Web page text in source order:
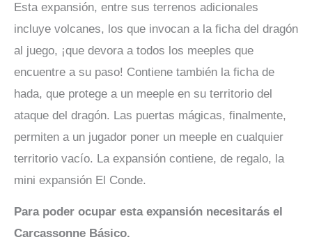
Esta expansión, entre sus terrenos adicionales
incluye volcanes, los que invocan a la ficha del dragón
al juego, ¡que devora a todos los meeples que
encuentre a su paso! Contiene también la ficha de
hada, que protege a un meeple en su territorio del
ataque del dragón. Las puertas mágicas, finalmente,
permiten a un jugador poner un meeple en cualquier
territorio vacío. La expansión contiene, de regalo, la
mini expansión El Conde.
Para poder ocupar esta expansión necesitarás el
Carcassonne Básico.